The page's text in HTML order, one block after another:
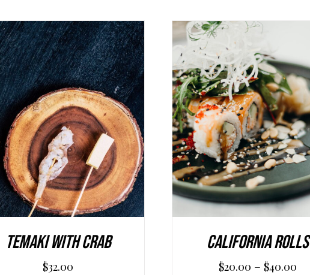
AGGIUNGI AL CARRELLO
/
DETAILS
Temaki With Crab
$32.00
SCEGLI / DETAILS
California Rolls
$20.00 – $40.00